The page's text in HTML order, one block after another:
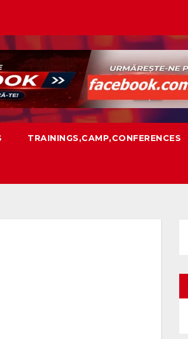
TRAININGS,CAMP,CONFERENCES